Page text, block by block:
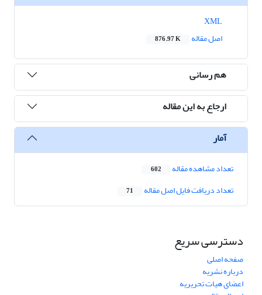
اصل مقاله
876.97 K
هم رسانی
ارجاع به این مقاله
آمار
تعداد مشاهده مقاله 602
تعداد دریافت فایل اصل مقاله 71
دسترسی سریع
صفحه اصلی
درباره نشریه
اعضای هیات تحریریه